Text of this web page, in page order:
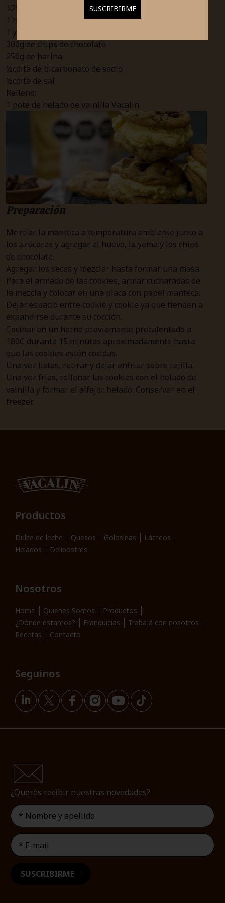
125g de azúcar negra
1 huevo
1 yema de huevo
300g de chips de chocolate
250g de harina
½cdita de bicarbonato de sodio
½cdita de sal
Relleno:
1 pote de helado de vainilla Vacalin
Preparación
Mezclar la manteca a temperatura ambiente junto a
los azúcares y agregar el huevo, la yema y los chips
de chocolate.
Agregar los secos y mezclar hasta formar una masa.
Para el armado de las cookies, armar cucharadas de
la mezcla y colocar en una placa con papel manteca.
Dejar espacio entre cookie y cookie ya que tienden a
expandirse durante su cocción.
Cocinar en un horno previamente precalentado a
180C durante 15 minutos aproximadamente hasta
que las cookies estén cocidas.
Una vez listas, retirar y dejar enfriar sobre rejilla.
Una vez frías, rellenar las cookies con el helado de
vainilla y formar el alfajor helado. Conservar en el
freezer.
Productos
Dulce de leche Quesos Golosinas
Lácteos
Helados
Delipostres
Nosotros
Home Quienes Somos
Productos
¿Dónde estamos?
Franquicias
Trabajá con nosotros
Recetas
Contacto
Seguinos
¿Querés recibir nuestras novedades?